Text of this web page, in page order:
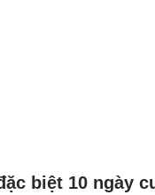
biệt 10 ngày